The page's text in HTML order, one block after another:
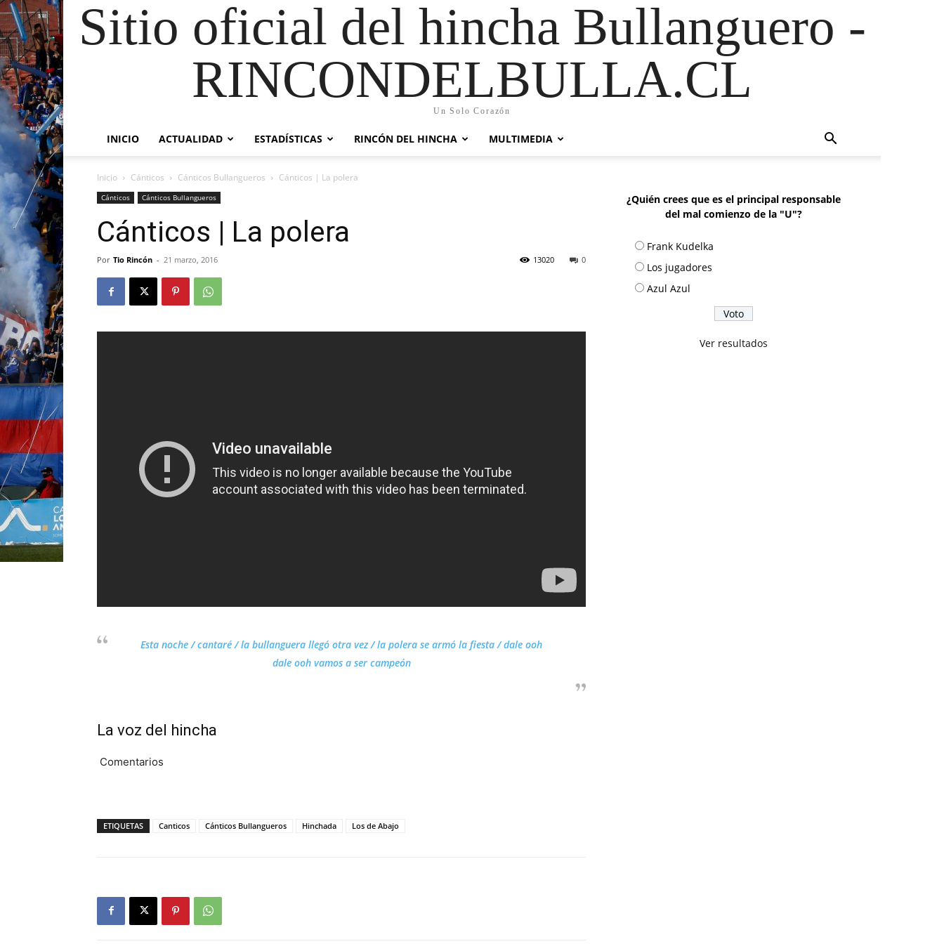
Sitio oficial del hincha Bullanguero -
RINCONDELBULLA.CL
Un Solo Corazón
INICIO ACTUALIDAD ESTADÍSTICAS RINCÓN DEL HINCHA MULTIMEDIA
Inicio Cánticos Cánticos Bullangueros Cánticos | La polera
Cánticos Cánticos Bullangueros
Cánticos | La polera
Por Tio Rincón - 21 marzo, 2016 0
13020
Esta noche / cantaré / la bullanguera llegó otra vez / la polera se armó la fiesta / dale ooh
dale ooh vamos a ser campeón
La voz del hincha
Comentarios
ETIQUETAS Canticos Cánticos Bullangueros Hinchada Los de Abajo
¿Quién crees que es el principal responsable
del mal comienzo de la "U"?
Frank Kudelka
Los jugadores
Azul Azul
Ver resultados